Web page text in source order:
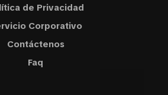
de Privacidad
Corporativo
Contáctenos
Faq